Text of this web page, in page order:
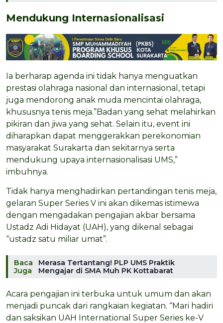
Mendukung Internasionalisasi
Ia berharap agenda ini tidak hanya menguatkan
prestasi olahraga nasional dan internasional, tetapi
juga mendorong anak muda mencintai olahraga,
khususnya tenis meja.”Badan yang sehat melahirkan
pikiran dan jiwa yang sehat. Selain itu, event ini
diharapkan dapat menggerakkan perekonomian
masyarakat Surakarta dan sekitarnya serta
mendukung upaya internasionalisasi UMS,”
imbuhnya.
Tidak hanya menghadirkan pertandingan tenis meja,
gelaran Super Series V ini akan dikemas istimewa
dengan mengadakan pengajian akbar bersama
Ustadz Adi Hidayat (UAH), yang dikenal sebagai
“ustadz satu miliar umat”.
Baca
Juga
Merasa Tertantang! PLP UMS Praktik
Mengajar di SMA Muh PK Kottabarat
Acara pengajian ini terbuka untuk umum dan akan
menjadi puncak dari rangkaian kegiatan. “Mari hadiri
dan saksikan UAH International Super Series ke-V